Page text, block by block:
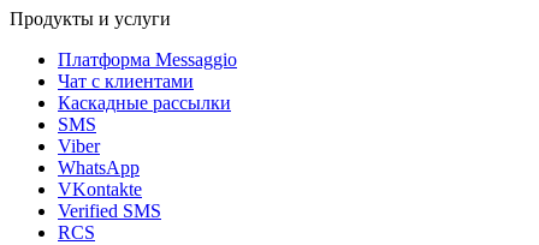
Продукты и услуги
Платформа Messaggio
Чат с клиентами
Каскадные рассылки
SMS
Viber
WhatsApp
VKontakte
Verified SMS
RCS